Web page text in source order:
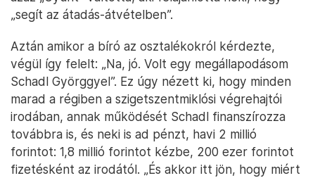
„segít az átadás-átvételben”.
Aztán amikor a bíró az osztalékokról kérdezte,
végül így felelt: „Na, jó. Volt egy megállapodásom
Schadl Györggyel”. Ez úgy nézett ki, hogy minden
marad a régiben a szigetszentmiklósi végrehajtói
irodában, annak működését Schadl finanszírozza
továbbra is, és neki is ad pénzt, havi 2 millió
forintot: 1,8 millió forintot kézbe, 200 ezer forintot
fizetésként az irodától. „És akkor itt jön, hogy miért